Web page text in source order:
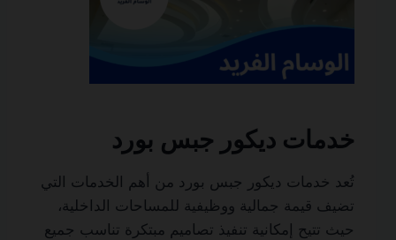
خدمات ديكور جبس بورد
تُعد خدمات ديكور جبس بورد من أهم الخدمات التي
تضيف قيمة جمالية ووظيفية للمساحات الداخلية،
حيث تتيح إمكانية تنفيذ تصاميم مبتكرة تناسب جميع